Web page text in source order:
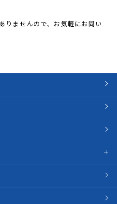
りませんので、お気軽にお問い